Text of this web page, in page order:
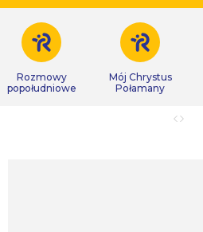
Rozmowy
popołudniowe
Mój Chrystus
Połamany